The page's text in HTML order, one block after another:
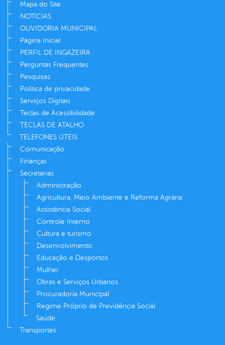
Mapa do Site
NOTÍCIAS
OUVIDORIA MUNICIPAL
Página Inicial
PERFIL DE INGAZEIRA
Perguntas Frequentes
Pesquisas
Política de privacidade
Serviços Digitais
Teclas de Acessibilidade
TECLAS DE ATALHO
TELEFONES ÚTEIS
Comunicação
Finanças
Secretarias
Administração
Agricultura, Meio Ambiente e Reforma Agrária
Assistência Social
Controle Interno
Cultura e turismo
Desenvolvimento
Educação e Desportos
Mulher
Obras e Serviços Urbanos
Procuradoria Municipal
Regime Próprio de Previdência Social
Saúde
Transportes